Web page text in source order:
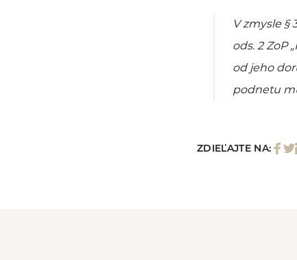
V zmysle §
ods. 2 ZoP „
od jeho
podnetu
ZDIEĽAJTE NA: